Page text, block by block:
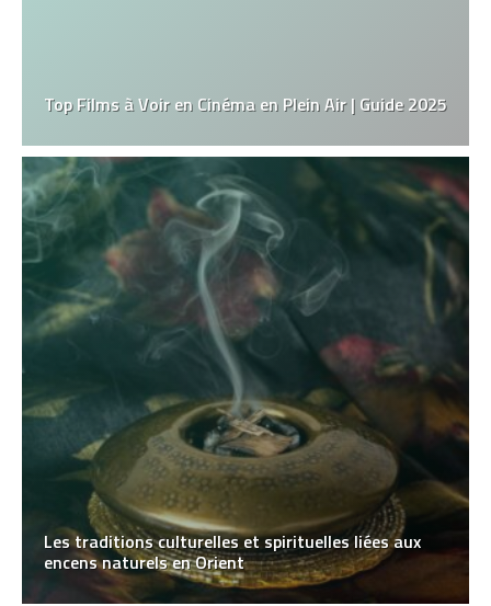
Top Films à Voir en Cinéma en Plein Air | Guide 2025
Les traditions culturelles et spirituelles liées aux
encens naturels en Orient